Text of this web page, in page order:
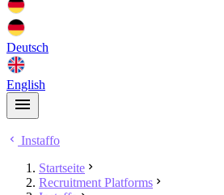
Deutsch
English
Instaffo
Startseite
Recruitment Platforms